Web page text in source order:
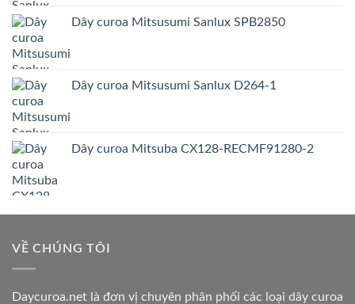
Dây curoa Mitsusumi Sanlux SPB2850
Dây curoa Mitsusumi Sanlux D264-1
Dây curoa Mitsuba CX128-RECMF91280-2
VỀ CHÚNG TÔI
Daycuroa.net là đơn vị chuyên phân phối các loại dây curoa